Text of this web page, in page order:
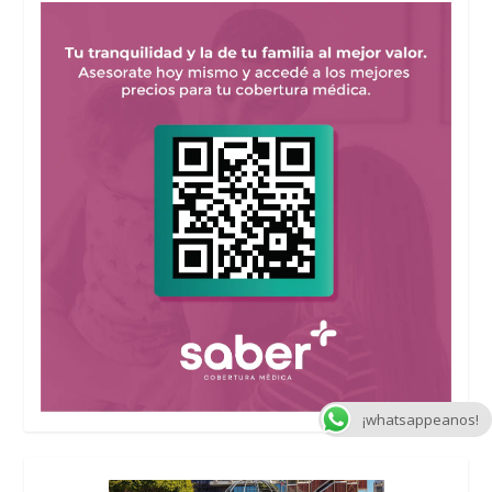
¡whatsappeanos!